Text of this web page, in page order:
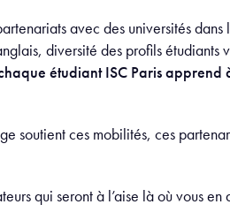
avec des universités dans
diversité des profils étudiants
étudiant ISC Paris apprend
soutient ces mobilités, ces
qui seront à l’aise là où vous en